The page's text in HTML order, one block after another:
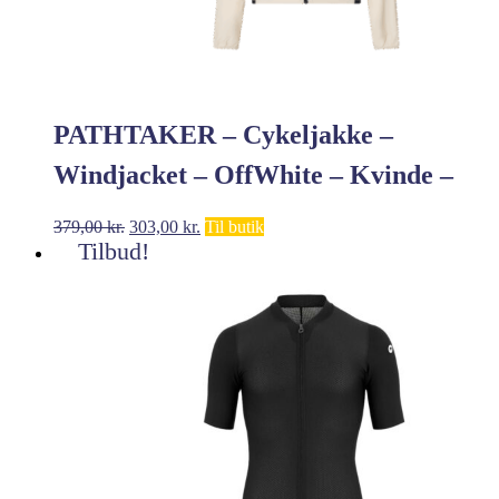
PATHTAKER – Cykeljakke –
Windjacket – OffWhite – Kvinde –
XL
379,00kr. Den
oprindelige
pris
303,00 kr. Den
303,00 kr..
Til butik
Tilbud!